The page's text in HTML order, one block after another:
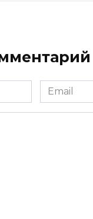
Email
*